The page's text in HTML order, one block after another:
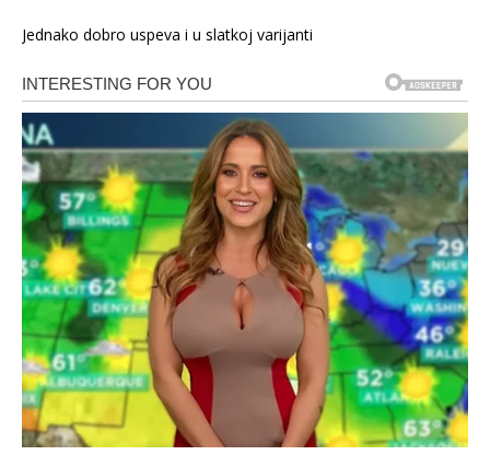
Jednako dobro uspeva i u slatkoj varijanti